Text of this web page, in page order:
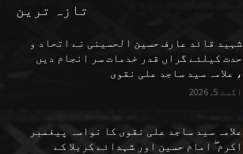
تازہ ترین
شہید قائد عارف حسین الحسینی نے اتحاد و
حدت کیلئے گراں قدر خدمات سر انجام دیں
، علامہ سید ساجد علی نقوی
اگست 5, 2026
علامہ سید ساجد علی نقوی کا نواسہ پیغمبر
اکرم ۖ امام حسین اور شہدائے کربلا کے